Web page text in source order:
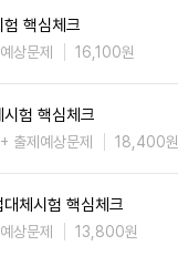
핵심체크
상문제 16,100원
험 핵심체크
출제예상문제 18,400원
체시험 핵심체크
상문제 13,800원